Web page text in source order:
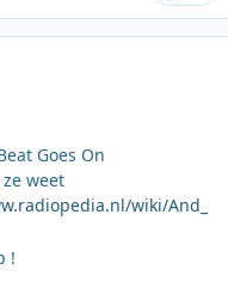
Goes On
weet
wiki/And_
!